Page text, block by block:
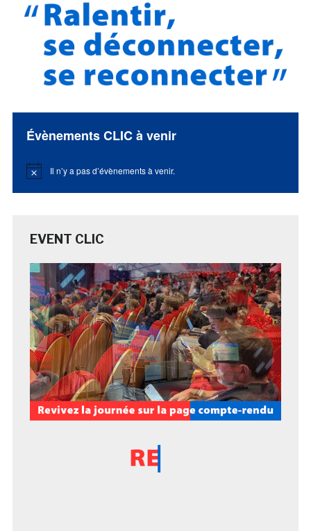
Évènements CLIC à venir
Notice Il n’y a pas d’évènements à venir.
EVENT CLIC